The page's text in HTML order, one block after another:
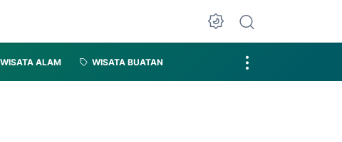
WISATA ALAM WISATA BUATAN